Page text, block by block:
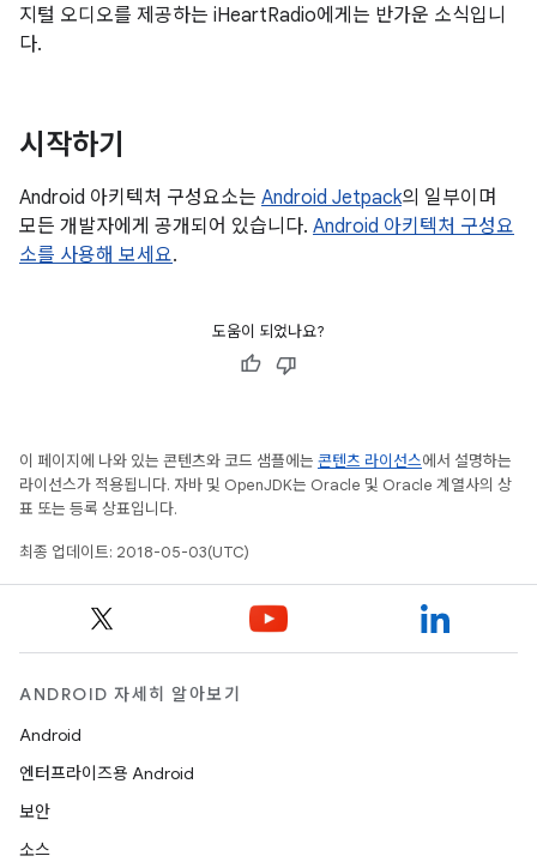
지털 오디오를 제공하는 iHeartRadio에게는 반가운 소식입니
다.
시작하기
Android 아키텍처 구성요소는 Android Jetpack의 일부이며
모든 개발자에게 공개되어 있습니다. Android 아키텍처 구성요
소를 사용해 보세요.
도움이 되었나요?
이 페이지에 나와 있는 콘텐츠와 코드 샘플에는 콘텐츠 라이선스에서 설명하는
라이선스가 적용됩니다. 자바 및 OpenJDK는 Oracle 및 Oracle 계열사의 상
표 또는 등록 상표입니다.
최종 업데이트: 2018-05-03(UTC)
ANDROID 자세히 알아보기
Android
엔터프라이즈용 Android
보안
소스